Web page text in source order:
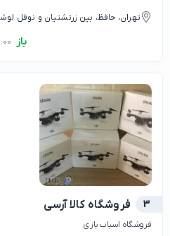
تهران، حافظ، بین زرتشتیان و نوفل
باز
3 فروشگاه کالا آرسی
فروشگاه اسباب بازی